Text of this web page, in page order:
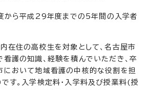
から平成29年度までの5年間の入学者
在住の高校生を対象として、名古屋市
護の知識、経験を積んでいただき、卒
において地域看護の中核的な役割を担
す。入学検定料・入学料及び授業料(授